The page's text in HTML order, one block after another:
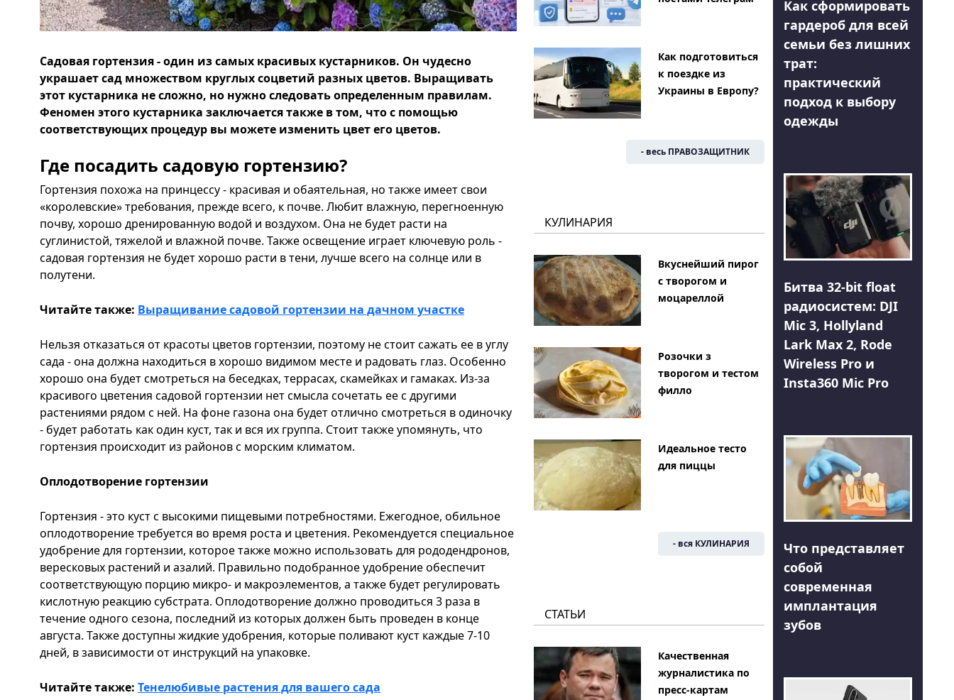
Садовая гортензия - один из самых красивых кустарников. Он чудесно
украшает сад множеством круглых соцветий разных цветов. Выращивать
этот кустарника не сложно, но нужно следовать определенным правилам.
Феномен этого кустарника заключается также в том, что с помощью
соответствующих процедур вы можете изменить цвет его цветов.
Где посадить садовую гортензию?
Гортензия похожа на принцессу - красивая и обаятельная, но также имеет свои
«королевские» требования, прежде всего, к почве. Любит влажную, перегноенную
почву, хорошо дренированную водой и воздухом. Она не будет расти на
суглинистой, тяжелой и влажной почве. Также освещение играет ключевую роль -
садовая гортензия не будет хорошо расти в тени, лучше всего на солнце или в
полутени.
Читайте также: Выращивание садовой гортензии на дачном участке
Нельзя отказаться от красоты цветов гортензии, поэтому не стоит сажать ее в углу
сада - она должна находиться в хорошо видимом месте и радовать глаз. Особенно
хорошо она будет смотреться на беседках, террасах, скамейках и гамаках. Из-за
красивого цветения садовой гортензии нет смысла сочетать ее с другими
растениями рядом с ней. На фоне газона она будет отлично смотреться в одиночку
- будет работать как один куст, так и вся их группа. Стоит также упомянуть, что
гортензия происходит из районов с морским климатом.
Оплодотворение гортензии
Гортензия - это куст с высокими пищевыми потребностями. Ежегодное, обильное
оплодотворение требуется во время роста и цветения. Рекомендуется специальное
удобрение для гортензии, которое также можно использовать для рододендронов,
вересковых растений и азалий. Правильно подобранное удобрение обеспечит
соответствующую порцию микро- и макроэлементов, а также будет регулировать
кислотную реакцию субстрата. Оплодотворение должно проводиться 3 раза в
течение одного сезона, последний из которых должен быть проведен в конце
августа. Также доступны жидкие удобрения, которые поливают куст каждые 7-10
дней, в зависимости от инструкций на упаковке.
Читайте также: Тенелюбивые растения для вашего сада
Как подготовиться
к поездке из
Украины в Европу?
- весь ПРАВОЗАЩИТНИК
КУЛИНАРИЯ
Вкуснейший пирог
с творогом и
моцареллой
Розочки з
творогом и тестом
филло
Идеальное тесто
для пиццы
- вся КУЛИНАРИЯ
СТАТЬИ
Качественная
журналистика по
пресс-картам
Как сформировать
гардероб для всей
семьи без лишних
трат:
практический
подход к выбору
одежды
Битва 32-bit float
радиосистем: DJI
Mic 3, Hollyland
Lark Max 2, Rode
Wireless Pro и
Insta360 Mic Pro
Что представляет
собой
современная
имплантация
зубов